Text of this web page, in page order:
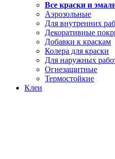
Все краски и
Аэрозольные
Для внутренних
Декоративные
Добавки к краскам
Колера для краски
Для наружных
Огнезащитные
Термостойкие
Клеи